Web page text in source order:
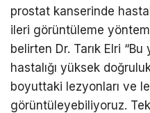
prostat kanserinde
ileri görüntüleme
belirten Dr. Tarık Elri
hastalığı yüksek
boyuttaki lezyonları ve
görüntüleyebiliyoruz.